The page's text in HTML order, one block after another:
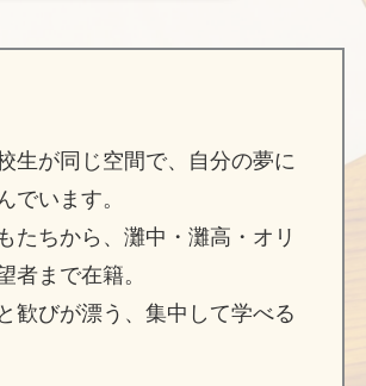
生が同じ空間で、自分の夢に
でいます。
たちから、灘中・灘高・オリ
者まで在籍。
歓びが漂う、集中して学べる